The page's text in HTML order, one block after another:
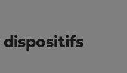
dispositifs